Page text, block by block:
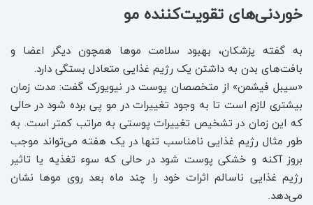
خوردنی‌های تقویت‌کننده مو
به گفته پزشکان، بهبود سلامت موها همچون دیگر اعضا و
بافت‌های بدن به داشتن یک رژیم غذایی متعادل بستگی دارد.
«سیبل فیشمن» از متخصصان پوست در نیویورک گفت: مدت زمان
بیشتری لازم است تا به وجود تغییرات در مو پی برده شود در حالی
که این زمان در تشخیص تغییرات پوستی به مراتب کمتر است. به
طور مثال رژیم غذایی نامناسب تنها در یک هفته می‌تواند موجب
بروز آکنه و خشکی پوست شود در حالی که سوء تغذیه یا تاثیر
رژیم غذایی ناسالم اثرات خود را چند ماه بعد روی موها نشان
می‌دهد.